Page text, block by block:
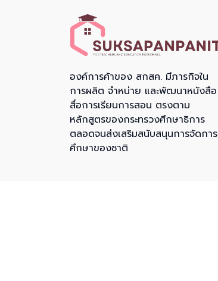
องค์การค้าของ สกสค. มีภารกิจใน
การผลิต จำหน่าย และพัฒนาหนังสือ
สื่อการเรียนการสอน ตรงตาม
หลักสูตรของกระทรวงศึกษาธิการ
ตลอดจนส่งเสริมสนับสนุนการจัดการ
ศึกษาของชาติ